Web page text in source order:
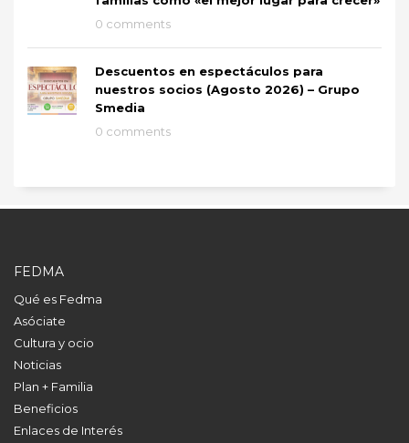
0 comments
Descuentos en espectáculos para
nuestros socios (Agosto 2026) – Grupo
Smedia
0 comments
FEDMA
Qué es Fedma
Asóciate
Cultura y ocio
Noticias
Plan + Familia
Beneficios
Enlaces de Interés